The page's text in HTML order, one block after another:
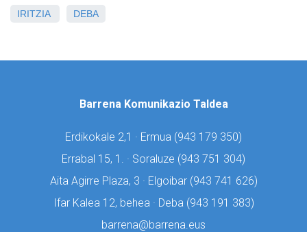
IRITZIA DEBA
Barrena Komunikazio Taldea
Erdikokale 2,1 · Ermua (943 179 350)
Errabal 15, 1. · Soraluze (943 751 304)
Aita Agirre Plaza, 3 · Elgoibar (943 741 626)
Ifar Kalea 12, behea · Deba (943 191 383)
barrena@barrena.eus